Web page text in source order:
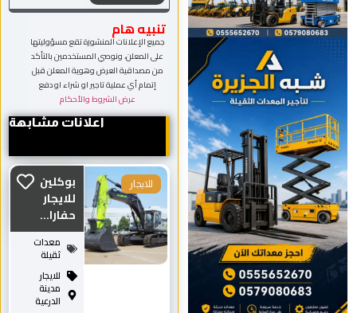
تنبيه هام
جميع الإعلانات المنشورة تقع مسؤوليتها
على المعلن، ونوصي المستخدمين بالتأكد
من مصداقية العرض وهوية المعلن قبل
إتمام أي عملية تاجير او شراء او دفع
عرض الشروط والأحكام
اعلانات مشابهة
بوكلين
للايجار
حفارا...
معدات
ثقيلة
للايجار
مدينة
الدرعية
للايجار